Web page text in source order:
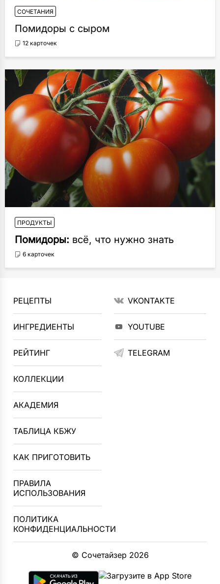
СОЧЕТАНИЯ
Помидоры с сыром
12 карточек
ПРОДУКТЫ
Помидоры: всё, что нужно знать
6 карточек
РЕЦЕПТЫ
ИНГРЕДИЕНТЫ
РЕЙТИНГ
КОЛЛЕКЦИИ
АКАДЕМИЯ
ТАБЛИЦА КБЖУ
КАК ПРИГОТОВИТЬ
ПРАВИЛА
ИСПОЛЬЗОВАНИЯ
ПОЛИТИКА
КОНФИДЕНЦИАЛЬНОСТИ
VKONTAKTE
YOUTUBE
TELEGRAM
© Сочетайзер 2026